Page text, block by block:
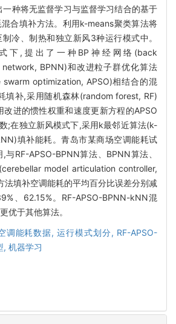
一种将无监督学习与监督学习结合的基于
合填补方法。利用k-means聚类算法将
冷、制热和独立新风3种运行模式中。
下,提出了一种BP神经网络(back
BPNN)和改进粒子群优化算法
optimization, APSO)相结合的混
填补,采用随机森林(random forest, RF)
改进的惯性权重和速度更新方程的APSO
;在独立新风模式下,采用k最邻近算法(k-
填补能耗。青岛市某商场空调能耗试
RF-APSO-BPNN算法、BPNN算法、
model articulation controller,
法填补空调能耗的平均百分比误差分别减
、62.15%。RF-APSO-BPNN-kNN混
优于其他算法。
调能耗数据,运行模式划分, RF-APSO-
, 机器学习